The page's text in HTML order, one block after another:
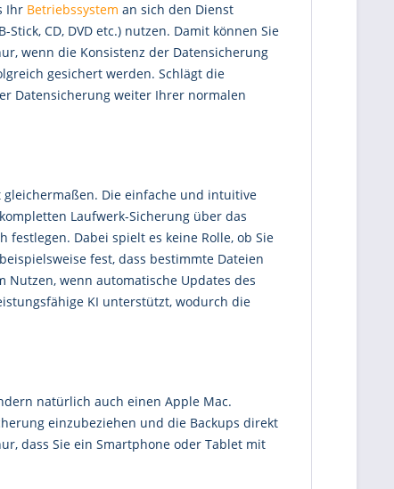
Ihr Betriebssystem an sich den Dienst
CD, DVD etc.) nutzen. Damit können Sie
wenn die Konsistenz der Datensicherung
gesichert werden. Schlägt die
Datensicherung weiter Ihrer normalen
Die einfache und intuitive
Laufwerk-Sicherung über das
Dabei spielt es keine Rolle, ob Sie
fest, dass bestimmte Dateien
wenn automatische Updates des
KI unterstützt, wodurch die
natürlich auch einen Apple Mac.
einzubeziehen und die Backups direkt
dass Sie ein Smartphone oder Tablet mit